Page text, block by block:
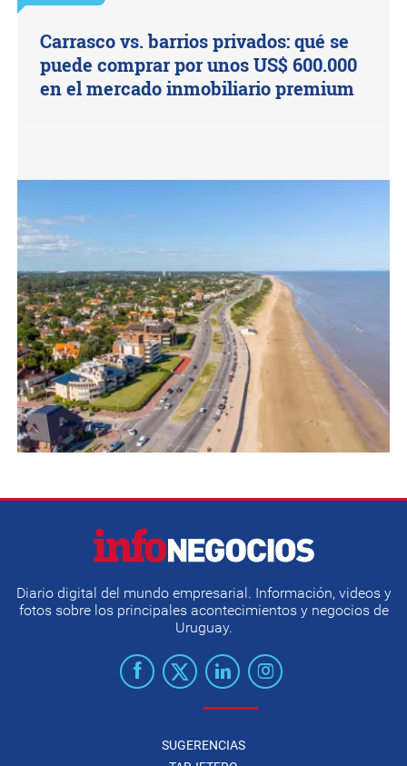
Carrasco vs. barrios privados: qué se
puede comprar por unos US$ 600.000
en el mercado inmobiliario premium
Diario digital del mundo empresarial. Información, videos y
fotos sobre los principales acontecimientos y negocios de
Uruguay.
SUGERENCIAS